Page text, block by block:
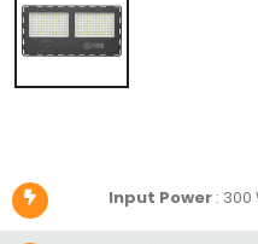
Input Power: 300